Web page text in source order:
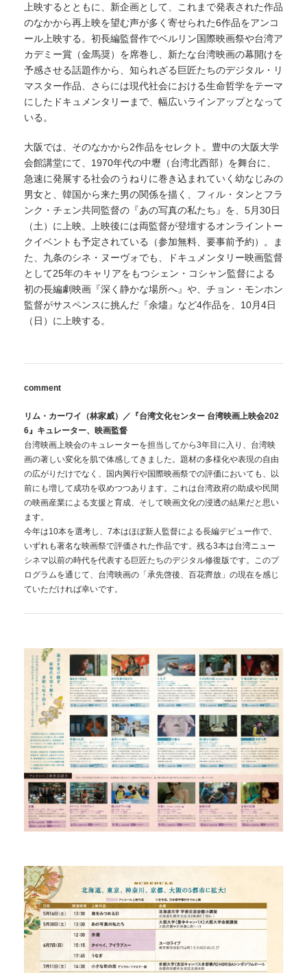
上映するとともに、新企画として、これまで発表された作品
のなかから再上映を望む声が多く寄せられた6作品をアンコ
ール上映する。初長編監督作でベルリン国際映画祭や台湾ア
カデミー賞（金馬奨）を席巻し、新たな台湾映画の幕開けを
予感させる話題作から、知られざる巨匠たちのデジタル・リ
マスター作品、さらには現代社会における生命哲学をテーマ
にしたドキュメンタリーまで、幅広いラインアップとなって
いる。
大阪では、そのなかから2作品をセレクト。豊中の大阪大学
会館講堂にて、1970年代の中壢（台湾北西部）を舞台に、
急速に発展する社会のうねりに巻き込まれていく幼なじみの
男女と、韓国から来た男の関係を描く、フィル・タンとフラ
ンク・チェン共同監督の『あの写真の私たち』を、5月30日
（土）に上映。上映後には両監督が登壇するオンライントー
クイベントも予定されている（参加無料、要事前予約）。ま
た、九条のシネ・ヌーヴォでも、ドキュメンタリー映画監督
として25年のキャリアをもつシェン・コシャン監督による
初の長編劇映画『深く静かな場所へ』や、チョン・モンホン
監督がサスペンスに挑んだ『余燼』など4作品を、10月4日
（日）に上映する。
comment
リム・カーワイ（林家威）／『台湾文化センター 台湾映画上映会202
6』キュレーター、映画監督
台湾映画上映会のキュレーターを担当してから3年目に入り、台湾映
画の著しい変化を肌で体感してきました。題材の多様化や表現の自由
の広がりだけでなく、国内興行や国際映画祭での評価においても、以
前にも増して成功を収めつつあります。これは台湾政府の助成や民間
の映画産業による支援と育成、そして映画文化の浸透の結果だと思い
ます。
今年は10本を選考し、7本はほぼ新人監督による長編デビュー作で、
いずれも著名な映画祭で評価された作品です。残る3本は台湾ニュー
シネマ以前の時代を代表する巨匠たちのデジタル修復版です。このプ
ログラムを通じて、台湾映画の「承先啓後、百花齊放」の現在を感じ
ていただければ幸いです。